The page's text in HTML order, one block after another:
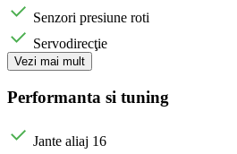
Senzori presiune roti
Servodirecţie
Vezi mai mult
Performanta si tuning
Jante aliaj 16